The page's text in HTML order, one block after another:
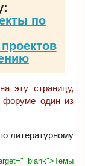
по
эту страницу,
форуме один из
литературному